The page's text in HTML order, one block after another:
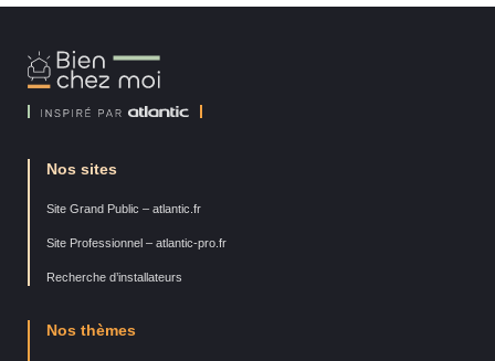
Bien
Chez
Nos sites
Site Grand Public – atlantic.fr
Site Professionnel – atlantic-pro.fr
Recherche d’installateurs
Nos thèmes